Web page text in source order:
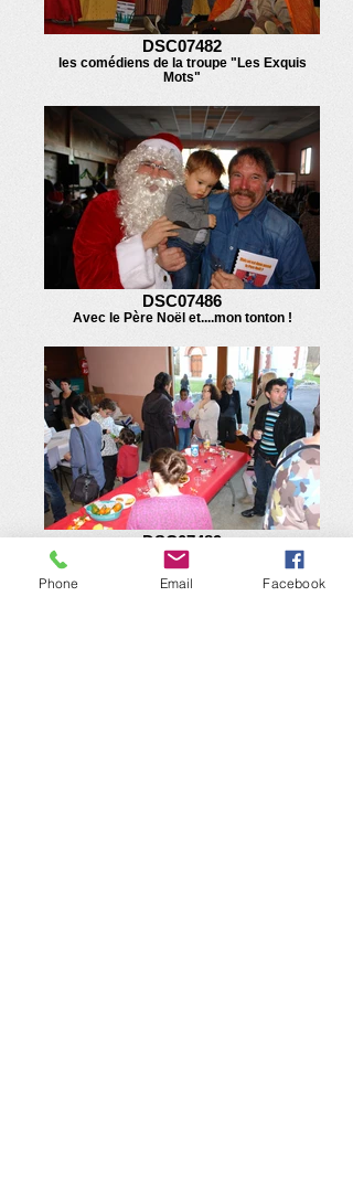
DSC07482
les comédiens de la troupe "Les Exquis
Mots"
DSC07486
Avec le Père Noël et....mon tonton !
DSC07489
Petits et grands au goûter
Phone Email Facebook